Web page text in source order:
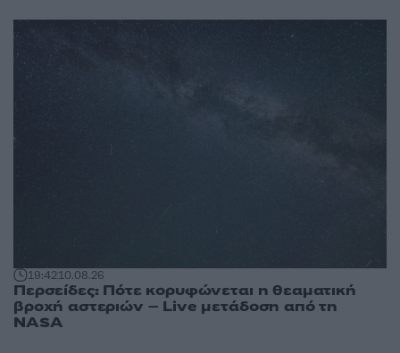
19:4210.08.26
Περσείδες: Πότε κορυφώνεται η θεαματική
βροχή αστεριών – Live μετάδοση από τη
NASA